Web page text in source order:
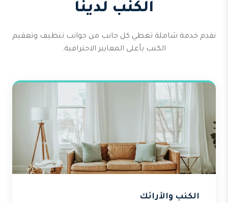
الكنب لدينا
نقدم خدمة شاملة تغطي كل جانب من جوانب تنظيف وتعقيم
الكنب بأعلى المعايير الاحترافية.
الكنب والأرائك